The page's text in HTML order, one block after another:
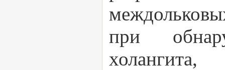
при